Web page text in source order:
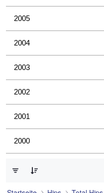
2005
2004
2003
2002
2001
2000